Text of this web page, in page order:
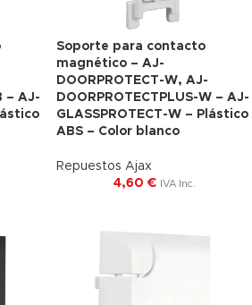
– AJ-
Soporte para contacto
magnético – AJ-
DOORPROTECT-W, AJ-
DOORPROTECTPLUS-W – AJ-
GLASSPROTECT-W – Plástico
ABS – Color blanco
Repuestos Ajax
4,60 € IVA Inc.